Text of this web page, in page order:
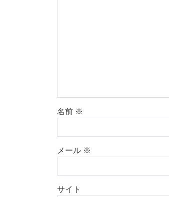
名前 ※
メール ※
サイト